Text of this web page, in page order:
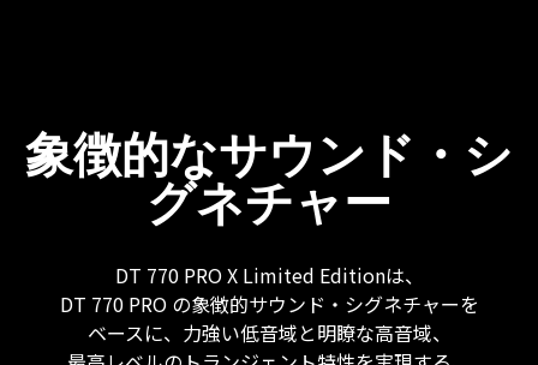
象徴的なサウンド・シ
グネチャー
DT 770 PRO X Limited Editionは、
DT 770 PRO の象徴的サウンド・シグネチャーを
ベースに、力強い低音域と明瞭な高音域、